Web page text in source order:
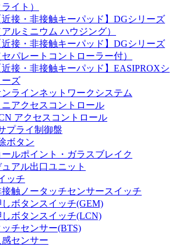
ライト）
近接・非接触キーパッド】DGシリーズ
アルミニウム ハウジング）
近接・非接触キーパッド】DGシリーズ
セパレートコントローラー付）
近接・非接触キーパッド】EASIPROXシ
ーズ
ンラインネットワークシステム
ニアクセスコントロール
アクセスコントロール
プライ制御盤
ボタン
ールポイント・ガラスブレイク
ュアル出口ユニット
ッチ
接触ノータッチセンサースイッチ
しボタンスイッチ(GEM)
しボタンスイッチ(LCN)
ッチセンサー(BTS)
感センサー